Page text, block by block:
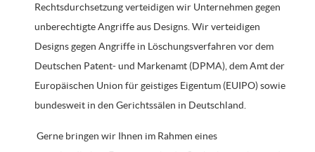
Rechtsdurchsetzung verteidigen wir Unternehmen gegen
unberechtigte Angriffe aus Designs. Wir verteidigen
Designs gegen Angriffe in Löschungsverfahren vor dem
Deutschen Patent- und Markenamt (DPMA), dem Amt der
Europäischen Union für geistiges Eigentum (EUIPO) sowie
bundesweit in den Gerichtssälen in Deutschland.
Gerne bringen wir Ihnen im Rahmen eines